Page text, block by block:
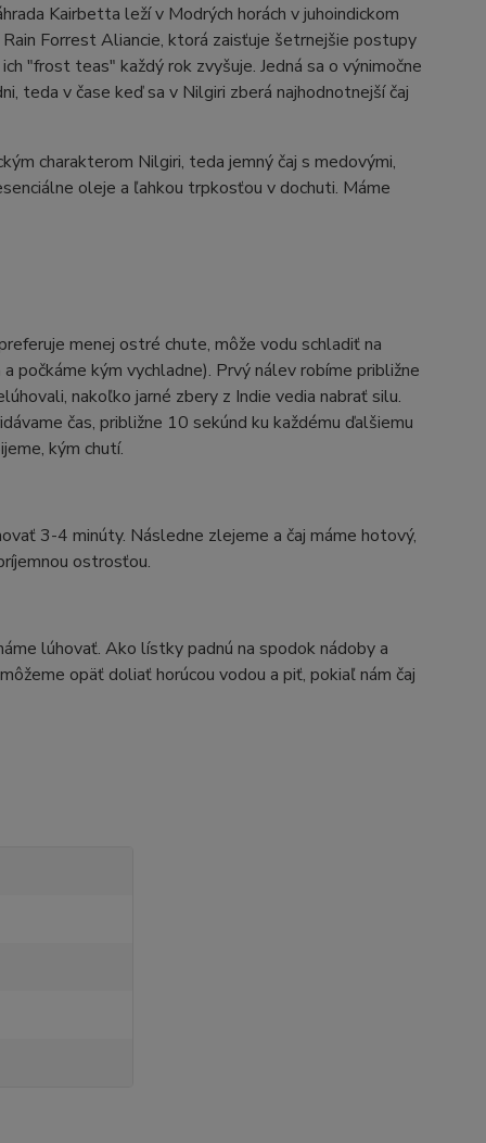
Kairbetta leží v Modrých horách v juhoindickom
Forrest Aliancie, ktorá zaisťuje šetrnejšie postupy
"frost teas" každý rok zvyšuje. Jedná sa o výnimočne
teda v čase keď sa v Nilgiri zberá najhodnotnejší čaj
charakterom Nilgiri, teda jemný čaj s medovými,
oleje a ľahkou trpkosťou v dochuti. Máme
menej ostré chute, môže vodu schladiť na
kým vychladne). Prvý nálev robíme približne
nakoľko jarné zbery z Indie vedia nabrať silu.
čas, približne 10 sekúnd ku každému ďalšiemu
kým chutí.
3-4 minúty. Následne zlejeme a čaj máme hotový,
ostrosťou.
lúhovať. Ako lístky padnú na spodok nádoby a
opäť doliať horúcou vodou a piť, pokiaľ nám čaj